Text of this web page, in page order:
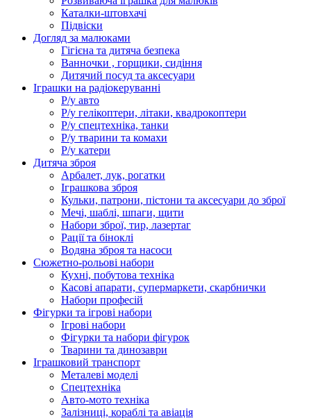
Каталки-штовхачі
Підвіски
Догляд за малюками
Гігієна та дитяча безпека
Ванночки , горщики, сидіння
Дитячий посуд та аксесуари
Іграшки на радіокеруванні
Р/у авто
Р/у гелікоптери, літаки, квадрокоптери
Р/у спецтехніка, танки
Р/у тварини та комахи
Р/у катери
Дитяча зброя
Арбалет, лук, рогатки
Іграшкова зброя
Кульки, патрони, пістони та аксесуари до зброї
Мечі, шаблі, шпаги, щити
Набори зброї, тир, лазертаг
Рації та біноклі
Водяна зброя та насоси
Сюжетно-рольові набори
Кухні, побутова техніка
Касові апарати, супермаркети, скарбнички
Набори професій
Фігурки та ігрові набори
Ігрові набори
Фігурки та набори фігурок
Тварини та динозаври
Іграшковий транспорт
Металеві моделі
Спецтехніка
Авто-мото техніка
Залізниці, кораблі та авіація